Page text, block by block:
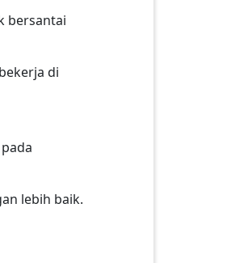
bersantai
di
lebih baik.